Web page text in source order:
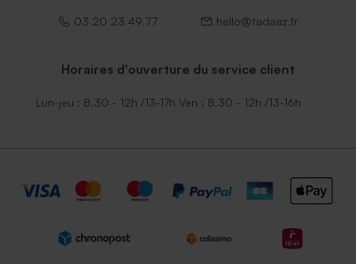
03 20 23 49 77 hello@tadaaz.fr
Horaires d'ouverture du service client
Lun-jeu : 8.30 - 12h /13-17h Ven : 8.30 - 12h /13-16h